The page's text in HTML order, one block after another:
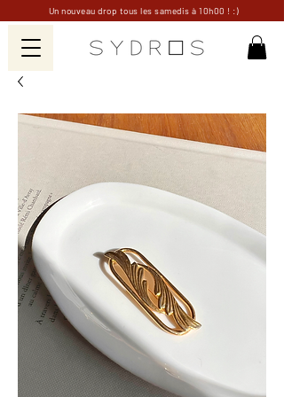
Un nouveau drop tous les samedis à 10h00 ! :)